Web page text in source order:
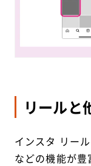
リールと
インスタ リー
などの機能が豊